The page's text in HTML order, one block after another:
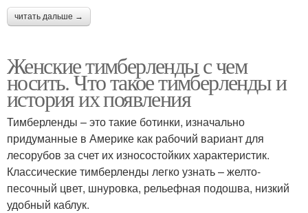
читать дальше →
Женские тимберленды с чем
носить. Что такое тимберленды и
история их появления
Тимберленды – это такие ботинки, изначально
придуманные в Америке как рабочий вариант для
лесорубов за счет их износостойких характеристик.
Классические тимберленды легко узнать – желто-
песочный цвет, шнуровка, рельефная подошва, низкий
удобный каблук.